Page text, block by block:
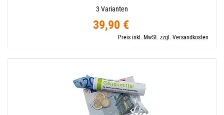
3 Varianten
39,90 €
Preis inkl. MwSt. zzgl. Versandkosten